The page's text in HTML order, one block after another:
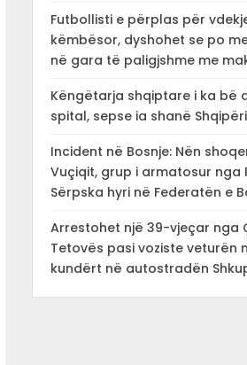
Futbollisti e përplas për
këmbësor, dyshohet se po
në gara të paligjshme me
Këngëtarja shqiptare i ka bë
spital, sepse ia shanë
Incident në Bosnje: Nën
Vuçiqit, grup i armatosur nga
Sërpska hyri në Federatën e
Arrestohet një 39-vjeçar nga
Tetovës pasi voziste veturën
kundërt në autostradën